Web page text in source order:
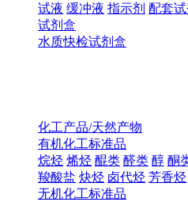
试液 缓冲液 指示剂 配套试
试剂盒
水质快检试剂盒
化工产品/天然产物
有机化工标准品
烷烃 烯烃 醌类 醛类 醇 酮
羧酸盐 炔烃 卤代烃 芳香烃
无机化工标准品